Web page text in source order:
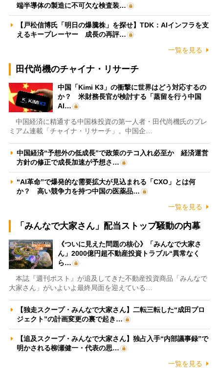
端半導体の製造に不可欠な検査装…
【戸松信博氏「明日の爆騰株」を探せ】TDK：AIインフラを支
えるキープレーヤー 成長の再評…
一覧を見る
田代尚機のチャイナ・リサーチ
中国「Kimi K3」の衝撃に世界はどう対応するの
か？ 米財務長官が検討する「蒸留を行う中国
AI…
中国経済に精通する中国株投資の第一人者・田代尚機氏のプレ
ミアム連載「チャイナ・リサーチ」。中国企…
中国経済“予想外の低成長”で政策のテコ入れ必至か 経済運営
方針の修正で成長加速が予想さ…
“AI革命”で爆発的な需要拡大が見込まれる「CXO」とは何
か？ 高い競争力を持つ中国の医薬品…
一覧を見る
「みんなで大家さん」配当ストップ騒動の内幕
《ついに見えた問題の核心》「みんなで大家さ
ん」2000億円超不動産投資トラブル“異常なく
ら…
本誌『週刊ポスト』が追及してきた不動産投資商品「みんなで
大家さん」がいよいよ最終局面を迎えている…
【独走スクープ・みんなで大家さん】二転三転した“成田プロ
ジェクト”の計画変更の裏で起き…
【追及スクープ・みんなで大家さん】独占入手“内部議事録”で
明かされる柳瀬健一・代表の思…
一覧を見る